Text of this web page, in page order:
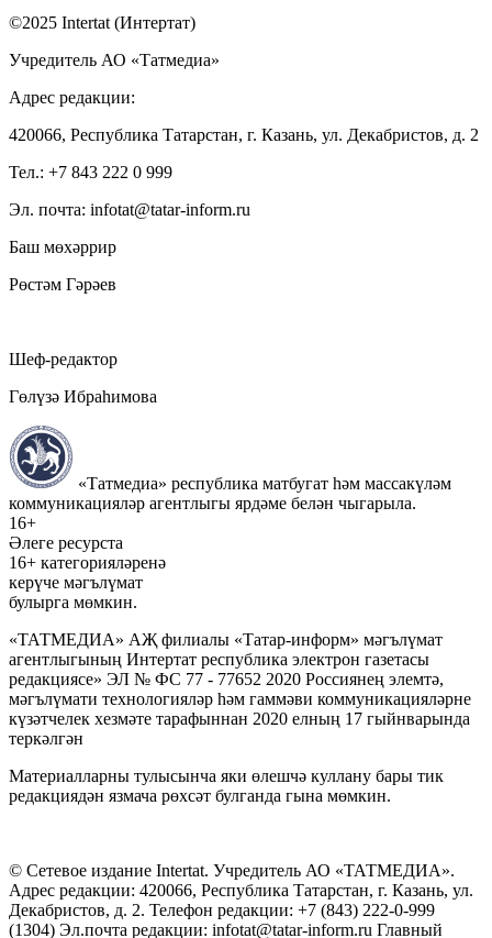
©2025 Intertat (Интертат)
Учредитель АО «Татмедиа»
Адрес редакции:
420066, Республика Татарстан, г. Казань, ул. Декабристов, д. 2
Тел.: +7 843 222 0 999
Эл. почта: infotat@tatar-inform.ru
Баш мөхәррир
Рөстәм Гәрәев
Шеф-редактор
Гөлүзә Ибраһимова
«Татмедиа» республика матбугат һәм массакүләм
коммуникацияләр агентлыгы ярдәме белән чыгарыла.
16+
Әлеге ресурста
16+ категорияләренә
керүче мәгълүмат
булырга мөмкин.
«ТАТМЕДИА» АҖ филиалы «Татар-информ» мәгълүмат
агентлыгының Интертат республика электрон газетасы
редакциясе» ЭЛ № ФС 77 - 77652 2020 Россиянең элемтә,
мәгълүмати технологияләр һәм гаммәви коммуникацияләрне
күзәтчелек хезмәте тарафыннан 2020 елның 17 гыйнварында
теркәлгән
Материалларны тулысынча яки өлешчә куллану бары тик
редакциядән язмача рөхсәт булганда гына мөмкин.
© Сетевое издание Intertat. Учредитель АО «ТАТМЕДИА».
Адрес редакции: 420066, Республика Татарстан, г. Казань, ул.
Декабристов, д. 2. Телефон редакции: +7 (843) 222-0-999
(1304) Эл.почта редакции: infotat@tatar-inform.ru Главный